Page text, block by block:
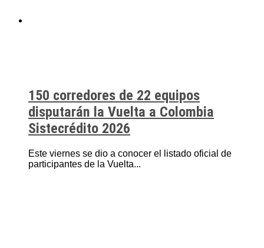
150 corredores de 22 equipos
disputarán la Vuelta a Colombia
Sistecrédito 2026
Este viernes se dio a conocer el listado oficial de
participantes de la Vuelta...